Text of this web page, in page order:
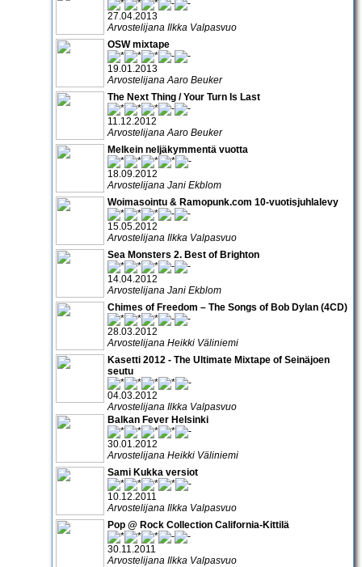
27.04.2013
Arvostelijana Ilkka Valpasvuo
OSW mixtape
19.01.2013
Arvostelijana Aaro Beuker
The Next Thing / Your Turn Is Last
11.12.2012
Arvostelijana Aaro Beuker
Melkein neljäkymmentä vuotta
18.09.2012
Arvostelijana Jani Ekblom
Woimasointu & Ramopunk.com 10-vuotisjuhlalevy
15.05.2012
Arvostelijana Ilkka Valpasvuo
Sea Monsters 2. Best of Brighton
14.04.2012
Arvostelijana Jani Ekblom
Chimes of Freedom – The Songs of Bob Dylan (4CD)
28.03.2012
Arvostelijana Heikki Väliniemi
Kasetti 2012 - The Ultimate Mixtape of Seinäjoen
seutu
04.03.2012
Arvostelijana Ilkka Valpasvuo
Balkan Fever Helsinki
30.01.2012
Arvostelijana Heikki Väliniemi
Sami Kukka versiot
10.12.2011
Arvostelijana Ilkka Valpasvuo
Pop @ Rock Collection California-Kittilä
30.11.2011
Arvostelijana Ilkka Valpasvuo